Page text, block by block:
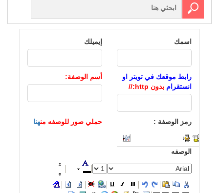
اسمك إيميلك
رابط موقعك في تويتر او
انستقرام بدون http://
أسم الوصفة:
رمز الوصفة : حملي صور للوصفه منهنا
الوصفه